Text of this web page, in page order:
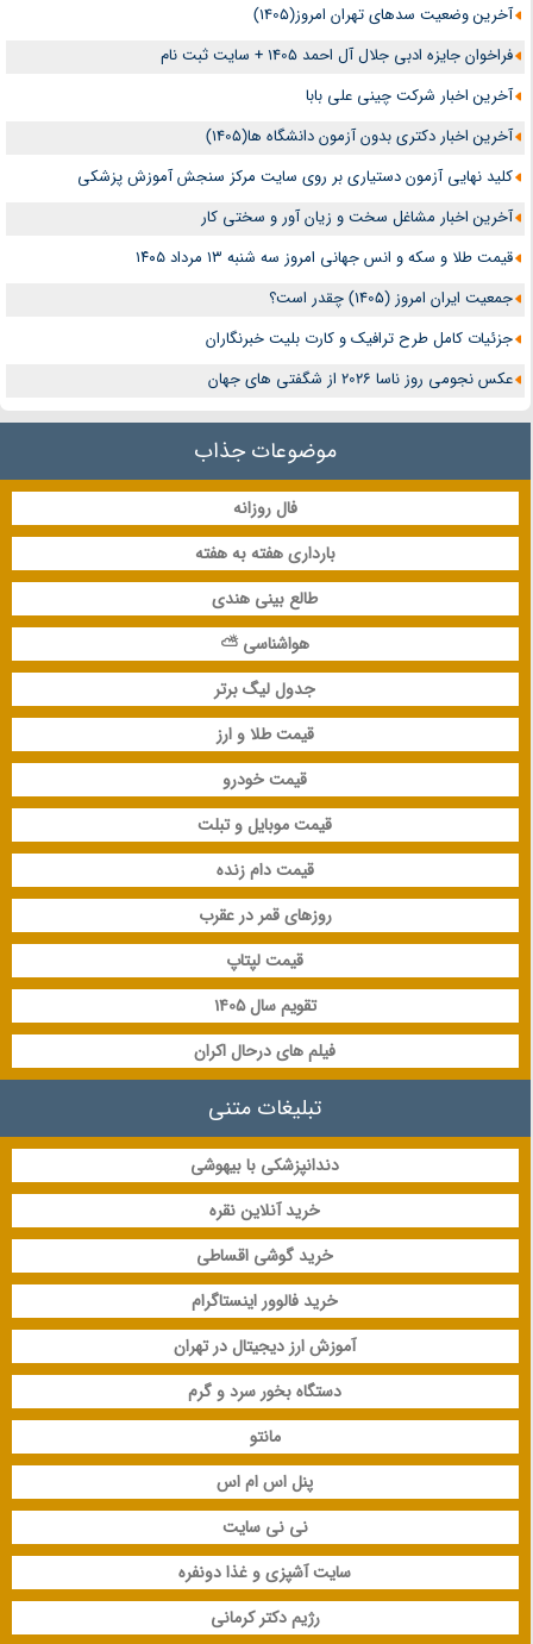
آخرین وضعیت سدهای تهران امروز(1405)
فراخوان جایزه ادبی جلال آل احمد 1405 + سایت ثبت نام
آخرین اخبار شرکت چینی علی بابا
آخرین اخبار دکتری بدون آزمون دانشگاه ها(1405)
کلید نهایی آزمون دستیاری بر روی سایت مرکز سنجش آموزش پزشکی
آخرین اخبار مشاغل سخت و زیان آور و سختی کار
قیمت طلا و سکه و انس جهانی امروز سه شنبه ۱۳ مرداد ۱۴۰۵
جمعیت ایران امروز (1405) چقدر است؟
جزئیات کامل طرح ترافیک و کارت بلیت خبرنگاران
عکس نجومی روز ناسا 2026 از شگفتی های جهان
موضوعات جذاب
فال روزانه
بارداری هفته به هفته
طالع بینی هندی
هواشناسی ⛅
جدول لیگ برتر
قیمت طلا و ارز
قیمت خودرو
قیمت موبایل و تبلت
قیمت دام زنده
روزهای قمر در عقرب
قیمت لپتاپ
تقویم سال 1405
فیلم های درحال اکران
تبلیغات متنی
دندانپزشکی با بیهوشی
خرید آنلاین نقره
خرید گوشی اقساطی
خرید فالوور اینستاگرام
آموزش ارز دیجیتال در تهران
دستگاه بخور سرد و گرم
مانتو
پنل اس ام اس
نی نی سایت
سایت آشپزی و غذا دونفره
رژیم دکتر کرمانی